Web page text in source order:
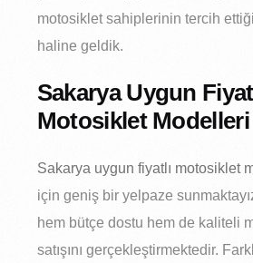
motosiklet sahiplerinin tercih
haline geldik.
Sakarya Uygun
Motosiklet Modelleri
Sakarya uygun fiyatlı motosiklet
için geniş bir yelpaze
hem bütçe dostu hem de kaliteli
satışını gerçekleştirmektedir.